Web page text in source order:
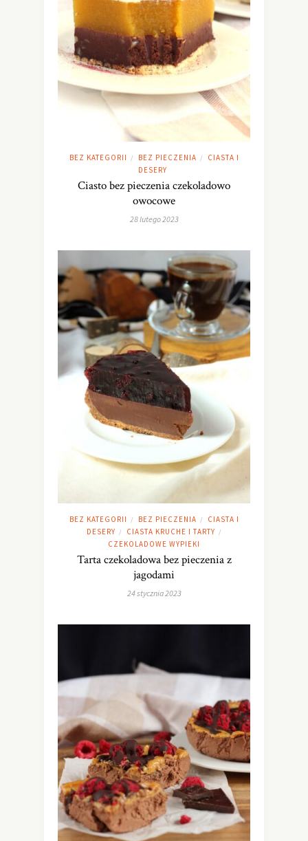
BEZ KATEGORII / BEZ PIECZENIA /
CIASTA I
DESERY
Ciasto bez pieczenia czekoladowo
owocowe
28 lutego 2023
BEZ KATEGORII / BEZ PIECZENIA /
CIASTA I
DESERY / CIASTA KRUCHE I TARTY /
CZEKOLADOWE WYPIEKI
Tarta czekoladowa bez pieczenia z
jagodami
24 stycznia 2023